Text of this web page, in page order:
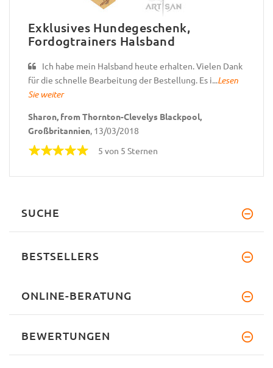
Exklusives Hundegeschenk,
Fordogtrainers Halsband
Ich habe mein Halsband heute erhalten. Vielen Dank
für die schnelle Bearbeitung der Bestellung. Es i...Lesen
Sie weiter
Sharon, from Thornton-Clevelys Blackpool,
Großbritannien, 13/03/2018
5 von 5 Sternen
SUCHE
BESTSELLERS
ONLINE-BERATUNG
BEWERTUNGEN